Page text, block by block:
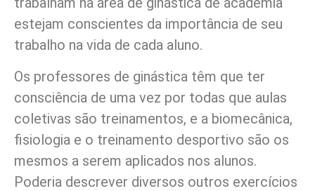
estejam conscientes da importância de seu
trabalho na vida de cada aluno.
Os professores de ginástica têm que ter
consciência de uma vez por todas que aulas
coletivas são treinamentos, e a biomecânica,
fisiologia e o treinamento desportivo são os
mesmos a serem aplicados nos alunos.
Poderia descrever diversos outros exercícios